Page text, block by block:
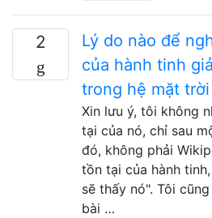
2
Lý do nào để
của hành tinh
trong hệ mặt
Xin lưu ý, tôi không
tại của nó, chỉ sau
đó, không phải
tồn tại của hành
sẽ thấy nó". Tôi
bài …